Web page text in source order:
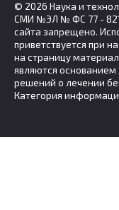
© 2026 Наука и
СМИ №ЭЛ № ФС 77 -
сайта запрещено.
приветствуется при
на страницу
являются основанием
решений о лечении
Категория